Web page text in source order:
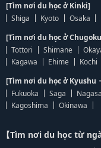
[Tìm nơi du học ở Kinki]
Shiga
Kyoto Osaka
[Tìm nơi du học ở
Tottori
Shimane
Kagawa
Ehime
Kochi
[Tìm nơi du học ở Kyushu
Fukuoka
Saga
Kagoshima
Okinawa
【Tìm nơi du học từ